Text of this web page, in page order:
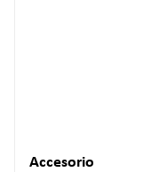
Accesorio